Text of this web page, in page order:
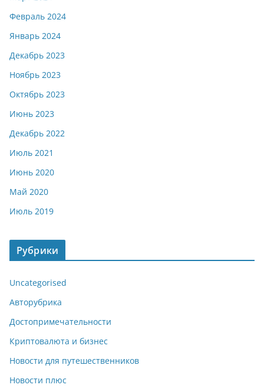
Февраль 2024
Январь 2024
Декабрь 2023
Ноябрь 2023
Октябрь 2023
Июнь 2023
Декабрь 2022
Июль 2021
Июнь 2020
Май 2020
Июль 2019
Рубрики
Uncategorised
Авторубрика
Достопримечательности
Криптовалюта и бизнес
Новости для путешественников
Новости плюс